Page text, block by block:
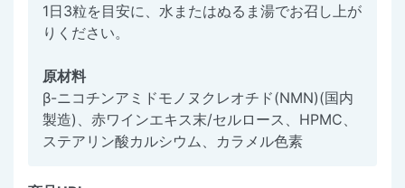
1日3粒を目安に、水またはぬるま湯でお召し上が
りください。
原材料
β-ニコチンアミドモノヌクレオチド(NMN)(国内
製造)、赤ワインエキス末/セルロース、HPMC、
ステアリン酸カルシウム、カラメル色素